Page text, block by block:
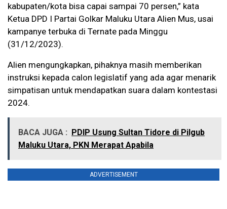
kabupaten/kota bisa capai sampai 70 persen,” kata
Ketua DPD I Partai Golkar Maluku Utara Alien Mus, usai
kampanye terbuka di Ternate pada Minggu
(31/12/2023).
Alien mengungkapkan, pihaknya masih memberikan
instruksi kepada calon legislatif yang ada agar menarik
simpatisan untuk mendapatkan suara dalam kontestasi
2024.
BACA JUGA : PDIP Usung Sultan Tidore di Pilgub
Maluku Utara, PKN Merapat Apabila
ADVERTISEMENT